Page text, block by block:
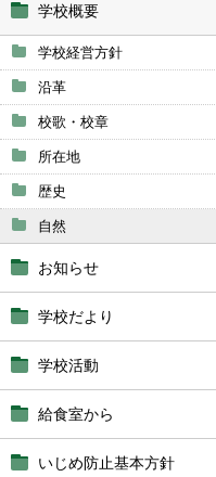
学校概要
学校経営方針
沿革
校歌・校章
所在地
歴史
自然
お知らせ
学校だより
学校活動
給食室から
いじめ防止基本方針